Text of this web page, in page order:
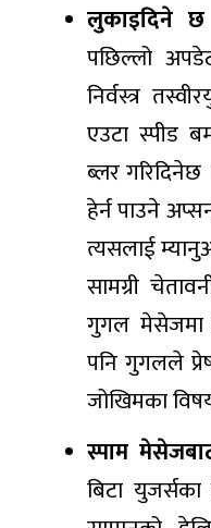
लुकाइदिने छ
पछिल्लो
निर्वस्त्र
एउटा स्पीड
ब्लर गरिदिनेछ
हेर्न पाउने
त्यसलाई
सामग्री
गुगल मेसेजमा
पनि गुगलले
जोखिमका
स्पाम
बिटा